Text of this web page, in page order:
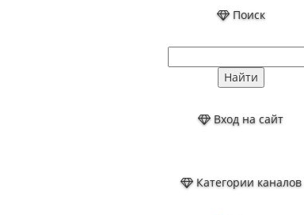
Поиск
Вход на сайт
Категории каналов